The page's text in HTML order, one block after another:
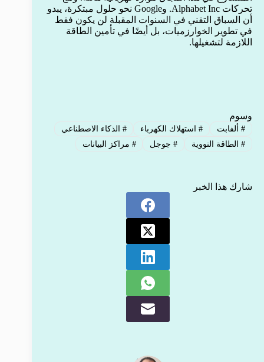
تحركات Alphabet Inc. وGoogle نحو حلول مبتكرة، يبدو
أن السباق التقني في السنوات المقبلة لن يكون فقط
في تطوير الخوارزميات، بل أيضًا في تأمين الطاقة
اللازمة لتشغيلها.
وسوم
#ألفابت #استهلاك الكهرباء # الذكاء الاصطناعي
#الطاقة النووية #جوجل # مراكز البيانات
شارك هذا الخبر